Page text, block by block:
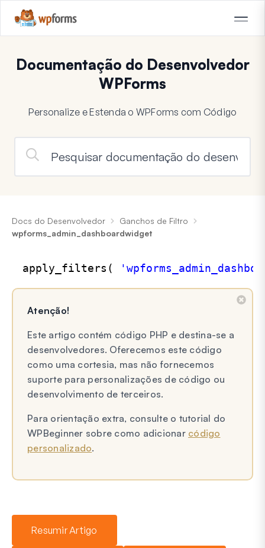
Documentação do Desenvolvedor
WPForms
Personalize e Estenda o WPForms com Código
Docs do Desenvolvedor
Ganchos de Filtro
wpforms_admin_dashboardwidget
apply_filters(
Atenção!
Este artigo contém código PHP e destina-se a
desenvolvedores. Oferecemos este código
como uma cortesia, mas não fornecemos
suporte para personalizações de código ou
desenvolvimento de terceiros.
Para orientação extra, consulte o tutorial do
WPBeginner sobre como adicionar código
personalizado.
Resumir Artigo